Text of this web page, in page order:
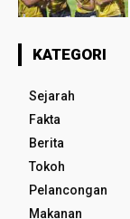
KATEGORI
Sejarah
Fakta
Berita
Tokoh
Pelancongan
Makanan